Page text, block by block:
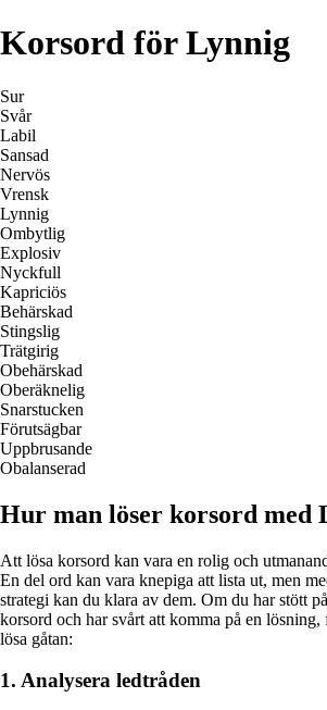
Korsord för Lynnig
Sur
Svår
Labil
Sansad
Nervös
Vrensk
Lynnig
Ombytlig
Explosiv
Nyckfull
Kapriciös
Behärskad
Stingslig
Trätgirig
Obehärskad
Oberäknelig
Snarstucken
Förutsägbar
Uppbrusande
Obalanserad
Hur man löser korsord med
Att lösa korsord kan vara en rolig och
En del ord kan vara knepiga att lista ut, men
strategi kan du klara av dem. Om du har stött
korsord och har svårt att komma på en lösning,
lösa gåtan:
1. Analysera ledtråden